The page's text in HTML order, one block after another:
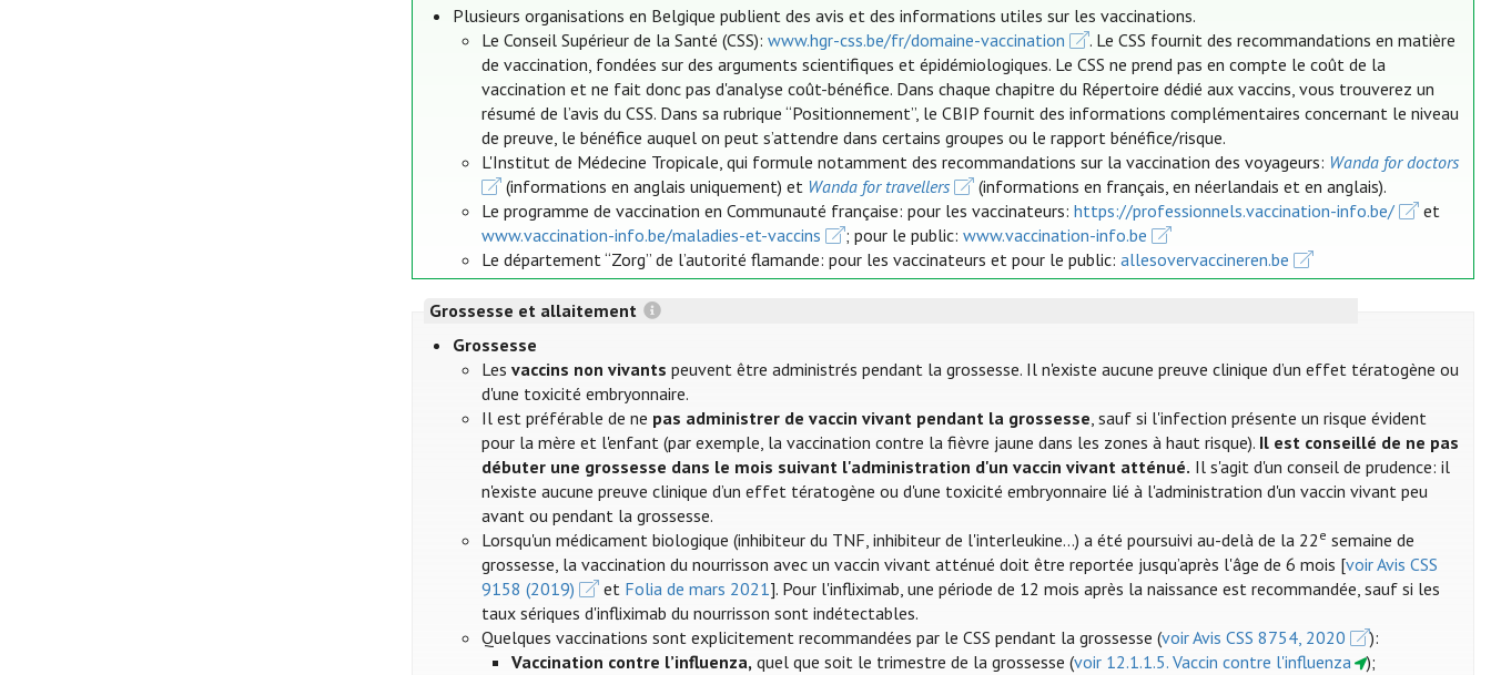
Plusieurs organisations en Belgique publient des avis et des informations utiles sur les vaccinations.
Le Conseil Supérieur de la Santé (CSS):www.hgr-css.be/fr/domaine-vaccination
. Le CSS fournit des recommandations en matière
de vaccination, fondées sur des arguments scientifiques et épidémiologiques. Le CSS ne prend pas en compte le coût de la
vaccination et ne fait donc pas d'analyse coût-bénéfice. Dans chaque chapitre du Répertoire dédié aux vaccins, vous trouverez un
résumé de l’avis du CSS. Dans sa rubrique “Positionnement”, le CBIP fournit des informations complémentaires concernant le niveau
de preuve, le bénéfice auquel on peut s’attendre dans certains groupes ou le rapport bénéfice/risque.
L'Institut de Médecine Tropicale, qui formule notamment des recommandations sur la vaccination des voyageurs: Wanda for doctors
(informations en anglais uniquement) et Wanda for travellers
(informations en français, en néerlandais et en anglais).
Le programme de vaccination en Communauté française: pour les vaccinateurs:https://professionnels.vaccination-info.be/
et
www.vaccination-info.be/maladies-et-vaccins
; pour le public:www.vaccination-info.be
Le département “Zorg” de l’autorité flamande: pour les vaccinateurs et pour le public:allesovervaccineren.be
Grossesse et allaitement
Grossesse
Lesvaccins non vivants peuvent être administrés pendant la grossesse. Il n'existe aucune preuve clinique d’un effet tératogène ou
d'une toxicité embryonnaire.
Il est préférable de ne pas administrer de vaccin vivant pendant la grossesse, sauf si l'infection présente un risque évident
pour la mère et l'enfant (par exemple, la vaccination contre la fièvre jaune dans les zones à haut risque). Il est conseillé de ne pas
débuter une grossesse dans le mois suivant l'administration d'un vaccin vivant atténué. Il s'agit d'un conseil de prudence: il
n'existe aucune preuve clinique d’un effet tératogène ou d'une toxicité embryonnaire lié à l'administration d'un vaccin vivant peu
avant ou pendant la grossesse.
Lorsqu'un médicament biologique (inhibiteur du TNF, inhibiteur de l'interleukine...) a été poursuivi au-delà de la 22 e semaine de
grossesse, la vaccination du nourrisson avec un vaccin vivant atténué doit être reportée jusqu’après l'âge de 6 mois [voir Avis CSS
9158 (2019)
et Folia de mars 2021]. Pour l'infliximab, une période de 12 mois après la naissance est recommandée, sauf si les
taux sériques d'infliximab du nourrisson sont indétectables.
Quelques vaccinations sont explicitement recommandées par le CSS pendant la grossesse (voir Avis CSS 8754, 2020
):
Vaccination contre l’influenza,quel que soit le trimestre de la grossesse (voir 12.1.1.5. Vaccin contre l'influenza
);